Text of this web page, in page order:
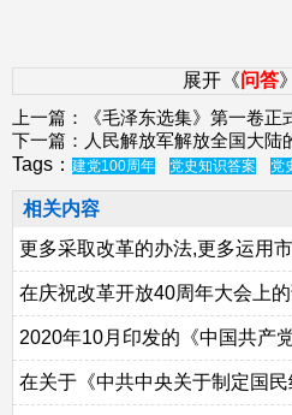
展开《问答
上一篇：
《毛泽东选集》第一卷正
下一篇： 人民解放军解放全国大陆
Tags： 建党100周年 党史知识答案 党
相关内容
更多采取改革的办法,更多运用
在庆祝改革开放40周年大会上
2020年10月印发的《中国共产
在关于《中共中央关于制定国